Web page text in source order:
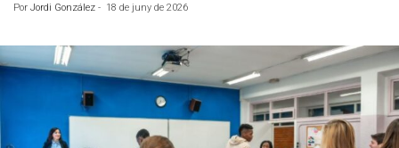
Por Jordi González - 18 de juny de 2026